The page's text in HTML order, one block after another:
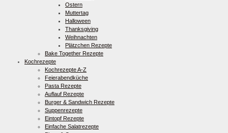
Ostern
Muttertag
Halloween
Thanksgiving
Weihnachten
Plätzchen Rezepte
Bake Together Rezepte
Kochrezepte
Kochrezepte A-Z
Feierabendküche
Pasta Rezepte
Auflauf Rezepte
Burger & Sandwich Rezepte
Suppenrezepte
Eintopf Rezepte
Einfache Salatrezepte